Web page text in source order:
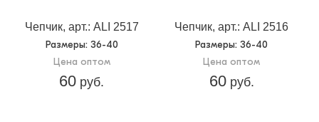
Чепчик, арт.: ALI 2517
Размеры: 36-40
Цена оптом
60 руб.
Чепчик, арт.: ALI 2516
Размеры: 36-40
Цена оптом
60руб.